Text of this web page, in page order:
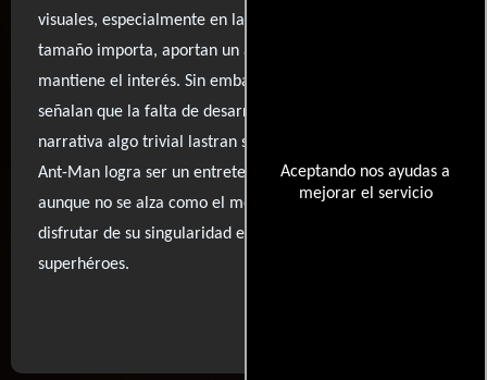
Aceptando nos ayudas a
mejorar el servicio
visuales, especialmente en las escenas de acción donde el
tamaño importa, aportan un atractivo visual que
mantiene el interés. Sin embargo, algunos críticos
señalan que la falta de desarrollo emocional y una
narrativa algo trivial lastran su impacto. A pesar de ello,
Ant-Man logra ser un entretenimiento agradable que,
aunque no se alza como el mejor de la franquicia, invita a
disfrutar de su singularidad en un mundo lleno de
superhéroes.